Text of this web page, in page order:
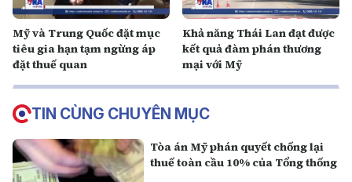
Mỹ và Trung Quốc đặt mục
tiêu gia hạn tạm ngừng áp
đặt thuế quan
Khả năng Thái Lan đạt được
kết quả đàm phán thương
mại với Mỹ
TIN CÙNG CHUYÊN MỤC
Tòa án Mỹ phán quyết chống lại
thuế toàn cầu 10% của Tổng thống